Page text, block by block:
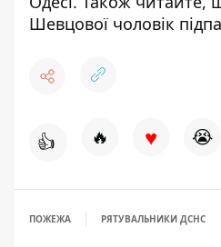
Шевцової чоловік
👍 🔥 ♥ 😭
ПОЖЕЖА РЯТУВАЛЬНИКИ ДСНС